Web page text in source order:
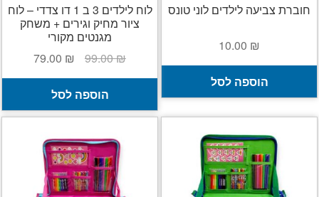
חוברת צביעה לילדים לוני טונס
10.00 ₪
הוספה לסל
לוח לילדים 3 ב 1 דו צדדי – לוח
ציור מחיק וגירים + משחק
מגנטים מקורי
99.00₪
המחיר
המקורי
היה:
99.00 ₪.
79.00 ₪
המחיר
הנוכחי
79.00 ₪.
הוספה לסל